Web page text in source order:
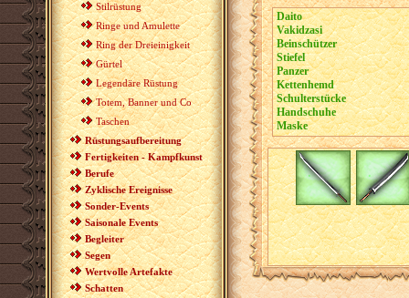
Stilrüstung
Ringe und Amulette
Ring der Dreieinigkeit
Gürtel
Legendäre Rüstung
Totem, Banner und Co
Taschen
Rüstungsaufbereitung
Fertigkeiten - Kampfkunst
Berufe
Zyklische Ereignisse
Sonder-Events
Saisonale Events
Begleiter
Segen
Wertvolle Artefakte
Schatten
Daito
Vakidzasi
Beinschützer
Stiefel
Panzer
Kettenhemd
Schulterstücke
Handschuhe
Maske